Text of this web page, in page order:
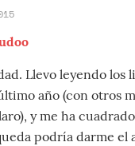
Llevo leyendo los
año (con otros
y me ha
podría darme el